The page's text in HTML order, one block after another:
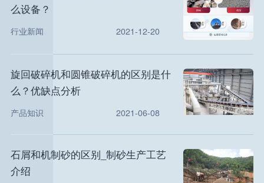
么设备？
行业新闻 2021-12-20
旋回破碎机和圆锥破碎机的区别是什
么？优缺点分析
产品知识 2021-06-08
石屑和机制砂的区别_制砂生产工艺
介绍